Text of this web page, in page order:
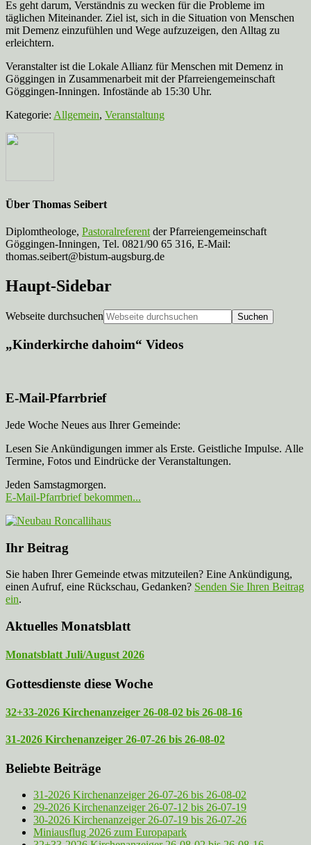
Es geht darum, Verständnis zu wecken für die Probleme im
täglichen Miteinander. Ziel ist, sich in die Situation von Menschen
mit Demenz einzufühlen und Wege aufzuzeigen, den Alltag zu
erleichtern.
Veranstalter ist die Lokale Allianz für Menschen mit Demenz in
Göggingen in Zusammenarbeit mit der Pfarreiengemeinschaft
Göggingen-Inningen. Infostände ab 15:30 Uhr.
Kategorie: Allgemein, Veranstaltung
Über Thomas Seibert
Diplomtheologe, Pastoralreferent der Pfarreiengemeinschaft
Göggingen-Inningen, Tel. 0821/90 65 316, E-Mail:
thomas.seibert@bistum-augsburg.de
Haupt-Sidebar
Webseite durchsuchen
„Kinderkirche dahoim“ Videos
E-Mail-Pfarrbrief
Jede Woche Neues aus Ihrer Gemeinde:
Lesen Sie Ankündigungen immer als Erste. Geistliche Impulse. Alle
Termine, Fotos und Eindrücke der Veranstaltungen.
Jeden Samstagmorgen.
E-Mail-Pfarrbrief bekommen...
Ihr Beitrag
Sie haben Ihrer Gemeinde etwas mitzuteilen? Eine Ankündigung,
einen Aufruf, eine Rückschau, Gedanken? Senden Sie Ihren Beitrag
ein.
Aktuelles Monatsblatt
Monatsblatt Juli/August 2026
Gottesdienste diese Woche
32+33-2026 Kirchenanzeiger 26-08-02 bis 26-08-16
31-2026 Kirchenanzeiger 26-07-26 bis 26-08-02
Beliebte Beiträge
31-2026 Kirchenanzeiger 26-07-26 bis 26-08-02
29-2026 Kirchenanzeiger 26-07-12 bis 26-07-19
30-2026 Kirchenanzeiger 26-07-19 bis 26-07-26
Miniausflug 2026 zum Europapark